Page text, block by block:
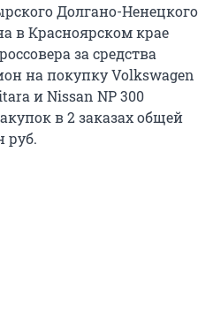
Долгано-Ненецкого
в Красноярском крае
за средства
на покупку Volkswagen
и Nissan NP 300
в 2 заказах общей
руб.